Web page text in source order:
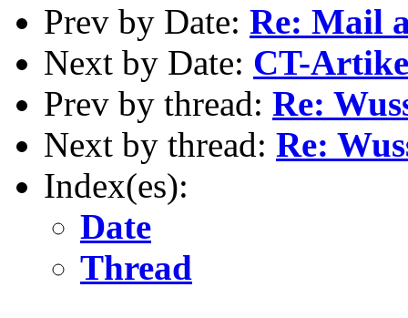
Prev by Date: Re: Mail
Next by Date: CT-
Prev by thread: Re:
Next by thread: Re:
Index(es):
Date
Thread